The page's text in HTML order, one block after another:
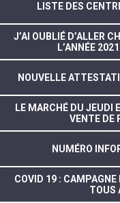
LISTE DES
J’AI OUBLIÉ D’ALLER
L’ANNÉE
NOUVELLE
LE MARCHÉ DU JEUDI
VENTE DE
NUMÉRO
COVID 19 :
TOUS